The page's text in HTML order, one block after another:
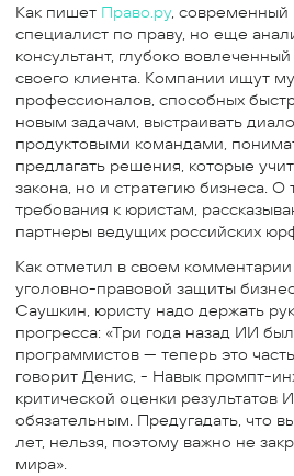
Как пишет Право.ру, современный
специалист по праву, но еще
консультант, глубоко
своего клиента. Компании ищут
профессионалов, способных
новым задачам, выстраивать
продуктовыми командами,
предлагать решения, которые
закона, но и стратегию бизнеса. О
требования к юристам,
партнеры ведущих российских
Как отметил в своем
уголовно-правовой защиты
Саушкин, юристу надо держать
прогресса: «Три года назад ИИ
программистов — теперь это
говорит Денис, - Навык промпт-
критической оценки результатов
обязательным. Предугадать, что
лет, нельзя, поэтому важно не
мира».